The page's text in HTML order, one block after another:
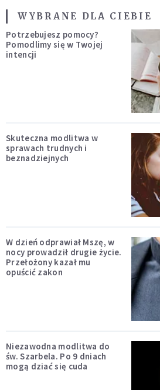
WYBRANE DLA CIEBIE
Potrzebujesz pomocy?
Pomodlimy się w Twojej
intencji
Skuteczna modlitwa w
sprawach trudnych i
beznadziejnych
W dzień odprawiał Mszę, w
nocy prowadził drugie życie.
Przełożony kazał mu
opuścić zakon
Niezawodna modlitwa do
św. Szarbela. Po 9 dniach
mogą dziać się cuda